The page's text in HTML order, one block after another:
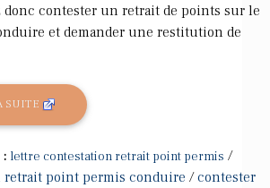
donc contester un retrait de points sur le
et demander une restitution de
SUITE
lettre contestation retrait point permis /
retrait point permis conduire /contester